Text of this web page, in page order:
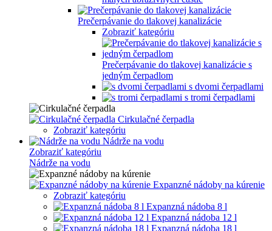
Prečerpávanie do tlakovej kanalizácie
Zobraziť kategóriu
Prečerpávanie do tlakovej kanalizácie s
jedným čerpadlom
s dvomi čerpadlami
s tromi čerpadlami
Cirkulačné čerpadla
Zobraziť kategóriu
Nádrže na vodu
Zobraziť kategóriu
Nádrže na vodu
Expanzné nádoby na kúrenie
Zobraziť kategóriu
Expanzná nádoba 8 l
Expanzná nádoba 12 l
Expanzná nádoba 18 l